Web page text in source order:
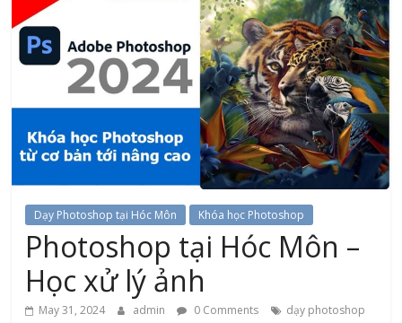
Dạy Photoshop tại Hóc Môn Khóa học Photoshop
Photoshop tại Hóc Môn –
Học xử lý ảnh
May 31, 2024 admin 0 Comments
dạy photoshop